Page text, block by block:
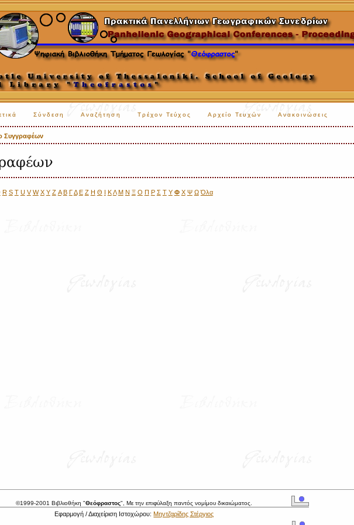
Σύνδεση Αναζήτηση Τρέχον Τεύχος Αρχείο Τευχών Ανακοινώσεις
Συγγραφέων
R S T U V W X Y Z Α Β ΓΔ Ε Ζ Η Θ Ι ΚΛ Μ Ν Ξ Ο Π Ρ Σ Τ Υ Φ Χ Ψ Ω Όλα
©1999-2001 Βιβλιοθήκη "Θεόφραστος", Με την επιφύλαξη παντός νομίμου δικαιώματος.
Εφαρμογή / Διαχείριση Ιστοχώρου:Μηντζαρίδης Στέργιος